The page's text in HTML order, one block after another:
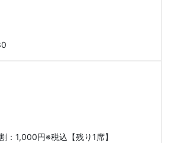
1,000円※税込【残り1席】